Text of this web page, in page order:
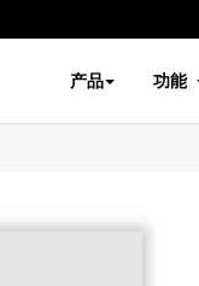
产品 功能